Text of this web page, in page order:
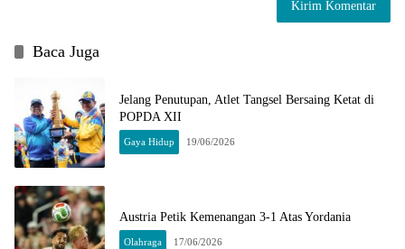
Baca Juga
Jelang Penutupan, Atlet Tangsel Bersaing Ketat di
POPDA XII
Gaya Hidup 19/06/2026
Austria Petik Kemenangan 3-1 Atas Yordania
Olahraga 17/06/2026